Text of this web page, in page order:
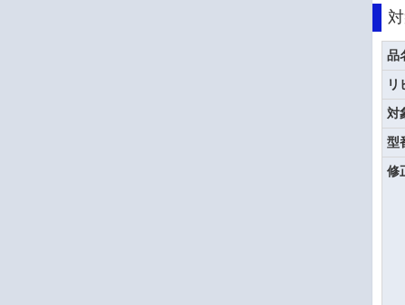
品
リ
対
型
修